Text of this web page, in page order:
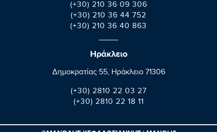
(+30) 210 36 09 306
(+30) 210 36 44 752
(+30) 210 36 40 863
Ηράκλειο
Δημοκρατίας 55, Ηράκλειο 71306
(+30) 2810 22 03 27
(+30) 2810 22 18 11